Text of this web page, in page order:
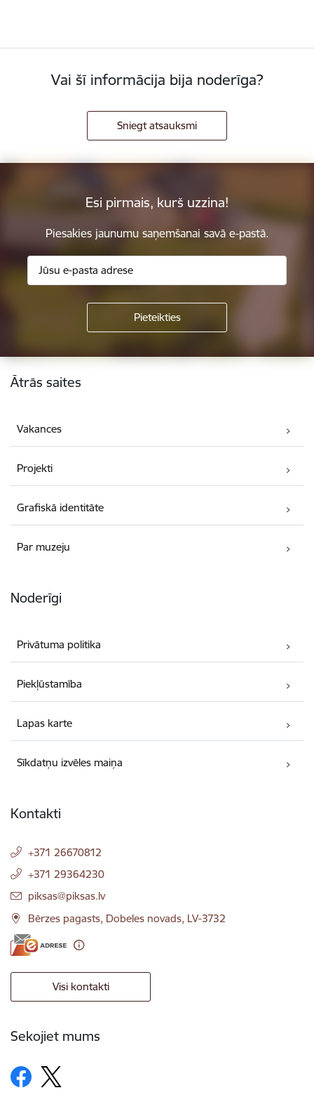
Vai šī informācija bija noderīga?
Sniegt atsauksmi
Esi pirmais, kurš uzzina!
Piesakies jaunumu saņemšanai savā e-pastā.
Kājene
Ātrās saites
Vakances
Projekti
Grafiskā identitāte
Par muzeju
Noderīgi
Privātuma politika
Piekļūstamība
Lapas karte
Sīkdatņu izvēles maiņa
Kontakti
+371 26670812
+371 29364230
E-pasts:
piksas@piksas.lv
Bērzes pagasts, Dobeles novads, LV-3732
Visi kontakti
Sekojiet mums